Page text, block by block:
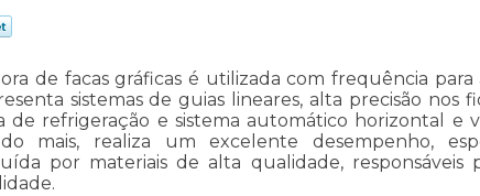
de facas gráficas é utilizada com frequência para
sistemas de guias lineares, alta precisão nos
de refrigeração e sistema automático horizontal e
mais, realiza um excelente desempenho,
por materiais de alta qualidade, responsáveis